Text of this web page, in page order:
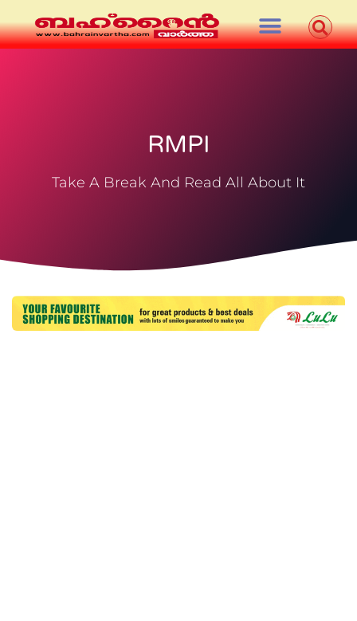
RMPI
Take A Break And Read All About It